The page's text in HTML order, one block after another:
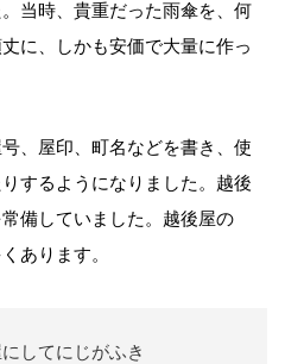
当時、貴重だった雨傘を、何
に、しかも安価で大量に作っ
、屋印、町名などを書き、使
するようになりました。越後
備していました。越後屋の
あります。
してにじがふき